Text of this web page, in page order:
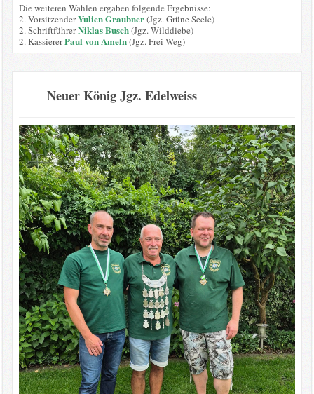
Die weiteren Wahlen ergaben folgende Ergebnisse:
2. VorsitzenderYulien Graubner(Jgz. Grüne Seele)
2. SchriftführerNiklas Busch(Jgz. Wilddiebe)
2. KassiererPaul von Ameln(Jgz. Frei Weg)
Neuer König Jgz. Edelweiss